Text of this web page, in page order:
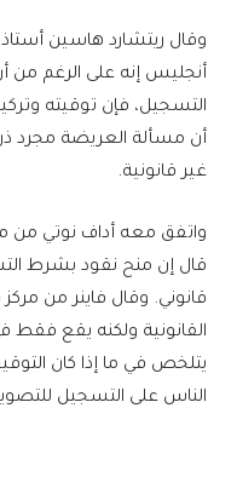
وقال ريتشارد هاسين
أنجليس إنه على الرغم
التسجيل، فإن توقيته
أن مسألة العريضة مجرد
غير قانونية.
واتفق معه أداف نوتي من
قال إن منح نقود بشرط
قانوني. وقال فاينر من مركز
القانونية ولكنه يقع
يتلخص في ما إذا كان
الناس على التسجيل